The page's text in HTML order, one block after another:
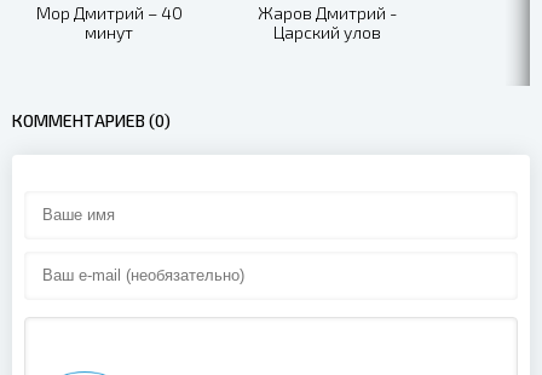
Мор Дмитрий – 40
минут
Жаров Дмитрий -
Царский улов
КОММЕНТАРИЕВ (0)